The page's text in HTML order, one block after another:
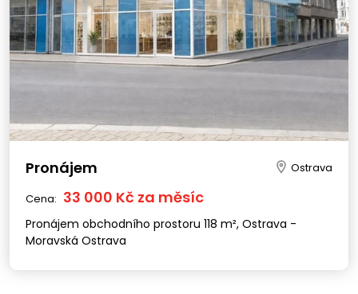
Pronájem Ostrava
Cena: 33 000 Kč za měsíc
Pronájem obchodního prostoru 118 m², Ostrava -
Moravská Ostrava